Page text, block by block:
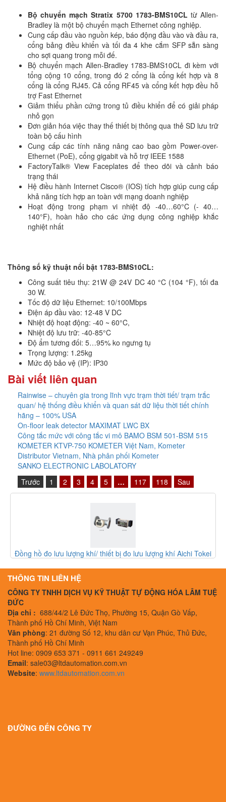
Bộ chuyển mạch Stratix 5700 1783-BMS10CL từ Allen-
Bradley là một bộ chuyển mạch Ethernet công nghiệp.
Cung cấp đầu vào nguồn kép, báo động đầu vào và đầu ra,
cổng bảng điều khiển và tối đa 4 khe cắm SFP sẵn sàng
cho sợi quang trong mỗi đế.
Bộ chuyển mạch Allen-Bradley 1783-BMS10CL đi kèm với
tổng cộng 10 cổng, trong đó 2 cổng là cổng kết hợp và 8
cổng là cổng RJ45. Cả cổng RF45 và cổng kết hợp đều hỗ
trợ Fast Ethernet
Giảm thiểu phần cứng trong tủ điều khiển để có giải pháp
nhỏ gọn
Đơn giản hóa việc thay thế thiết bị thông qua thẻ SD lưu trữ
toàn bộ cấu hình
Cung cấp các tính năng nâng cao bao gồm Power-over-
Ethernet (PoE), cổng gigabit và hỗ trợ IEEE 1588
FactoryTalk® View Faceplates để theo dõi và cảnh báo
trạng thái
Hệ điều hành Internet Cisco® (IOS) tích hợp giúp cung cấp
khả năng tích hợp an toàn với mạng doanh nghiệp
Hoạt động trong phạm vi nhiệt độ -40…60°C (- 40…
140°F), hoàn hảo cho các ứng dụng công nghiệp khắc
nghiệt nhất
Thông số kỹ thuật nổi bật 1783-BMS10CL:
Công suất tiêu thụ: 21W @ 24V DC 40 °C (104 °F), tối đa
30 W.
Tốc độ dữ liệu Ethernet: 10/100Mbps
Điện áp đầu vào: 12-48 V DC
Nhiệt độ hoạt động: -40 ~ 60°C,
Nhiệt độ lưu trữ: -40-85°C
Độ ẩm tương đối: 5…95% ko ngưng tụ
Trọng lượng: 1.25kg
Mức độ bảo vệ (IP): IP30
Bài viết liên quan
Rainwise – chuyên gia trong lĩnh vực trạm thời tiết/ trạm trắc
quan/ hệ thống điều khiển và quan sát dữ liệu thời tiết chính
hãng – 100% USA
On-floor leak detector MAXIMAT LWC BX
Công tắc mức với công tắc vi mô BAMO BSM 501-BSM 515
KOMETER KTVP-750 KOMETER Việt Nam, Kometer
Distributor Vietnam, Nhà phân phối Kometer
SANKO ELECTRONIC LABOLATORY
Trước
1 2 3 4 5 … 117 118 Sau
Bộ chuyển mạch Stratix 5700 1783-BMS10CL
THÔNG TIN LIÊN HỆ
CÔNG TY TNHH DỊCH VỤ KỸ THUẬT TỰ ĐỘNG HÓA LÂM TUỆ
ĐỨC
Địa chỉ : 688/44/2 Lê Đức Thọ, Phường 15, Quận Gò Vấp,
Thành phố Hồ Chí Minh, Việt Nam
Văn phòng: 21 đường Số 12, khu dân cư Vạn Phúc, Thủ Đức,
Thành phố Hồ Chí Minh
Hot line: 0909 653 371 - 0911 661 249249
Email: sale03@ltdautomation.com.vn
Website: www.ltdautomation.com.vn
ĐƯỜNG ĐẾN CÔNG TY